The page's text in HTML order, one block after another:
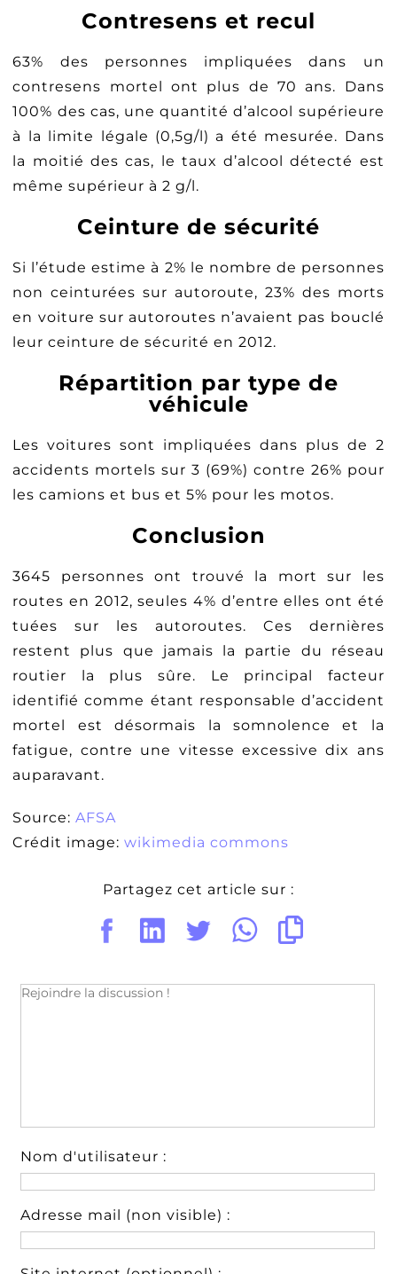
Contresens et recul
63% des personnes impliquées dans un
contresens mortel ont plus de 70 ans. Dans
100% des cas, une quantité d’alcool supérieure
à la limite légale (0,5g/l) a été mesurée. Dans
la moitié des cas, le taux d’alcool détecté est
même supérieur à 2 g/l.
Ceinture de sécurité
Si l’étude estime à 2% le nombre de personnes
non ceinturées sur autoroute, 23% des morts
en voiture sur autoroutes n’avaient pas bouclé
leur ceinture de sécurité en 2012.
Répartition par type de
véhicule
Les voitures sont impliquées dans plus de 2
accidents mortels sur 3 (69%) contre 26% pour
les camions et bus et 5% pour les motos.
Conclusion
3645 personnes ont trouvé la mort sur les
routes en 2012, seules 4% d’entre elles ont été
tuées sur les autoroutes. Ces dernières
restent plus que jamais la partie du réseau
routier la plus sûre. Le principal facteur
identifié comme étant responsable d’accident
mortel est désormais la somnolence et la
fatigue, contre une vitesse excessive dix ans
auparavant.
Source:AFSA
Crédit image:wikimedia commons
Partagez cet article sur :
Nom d'utilisateur :
Adresse mail (non visible) :